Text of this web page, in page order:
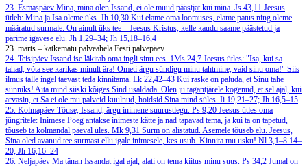
23. Esmaspäev Mina, mina olen Issand, ei ole muud päästjat kui mina. Js 43,11 Jeesus
ütleb: Mina ja Isa oleme üks. Jh 10,30 Kui elame oma loomuses, elame patus ning oleme
määratud surmale. On ainult üks tee – Jeesus Kristus, kelle kaudu saame päästetud ja
pärime igavese elu. Jh 1,29–34; Jh 15,18–16,4
23. märts – katkematu palveahela Eesti palvepäev
24. Teisipäev Issand ise läkitab oma ingli sinu ees. 1Ms 24,7 Jeesus ütles: "Isa, kui sa
tahad, võta see karikas minult ära! Ometi ärgu sündigu minu tahtmine, vaid sinu oma!" Siis
ilmus talle ingel taevast teda kinnitama. Lk 22,42–43 Kui raske on paluda, et Sinu tahe
sünniks! Aita mind siiski kõiges Sind usaldada. Olen ju tagantjärele kogenud, et sel ajal, kui
arvasin, et Sa ei ole mu palveid kuulnud, hoidsid Sina mind süles. Ii 19,21–27; Jh 16,5–15
25. Kolmapäev Tõuse, Issand, ärgu inimene suurustlegu. Ps 9,20 Jeesus ütles oma
jüngritele: Inimese Poeg antakse inimeste kätte ja nad tapavad tema, ja kui ta on tapetud,
tõuseb ta kolmandal päeval üles. Mk 9,31 Surm on alistatud. Asemele tõuseb elu. Jeesus,
Sina oled avanud tee surmast ellu igale inimesele, kes usub. Kinnita mu usku! Nl 3,1–8.14–
20; Jh 16,16–24
26. Neljapäev Ma tänan Issandat igal ajal, alati on tema kiitus minu suus. Ps 34,2 Jumal on